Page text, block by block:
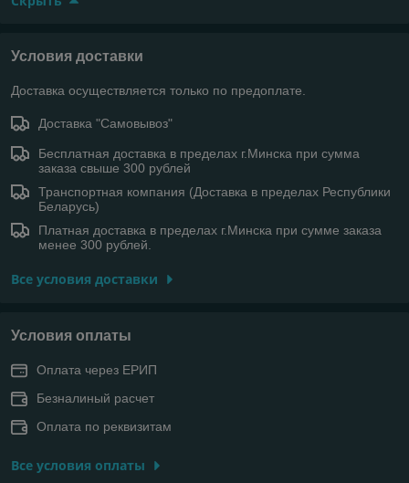
Условия доставки
Доставка осуществляется только по предоплате.
Доставка "Самовывоз"
Бесплатная доставка в пределах г.Минска при сумма
заказа свыше 300 рублей
Транспортная компания (Доставка в пределах Республики
Беларусь)
Платная доставка в пределах г.Минска при сумме заказа
менее 300 рублей.
Все условия доставки
Условия оплаты
Оплата через ЕРИП
Безналиный расчет
Оплата по реквизитам
Все условия оплаты